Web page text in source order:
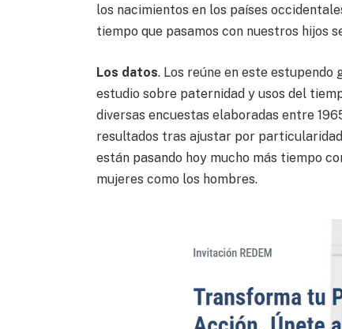
los nacimientos en los países
tiempo que pasamos con nuestros hijos
Los datos. Los reúne en este estupendo
estudio sobre paternidad y usos del
diversas encuestas elaboradas entre
resultados tras ajustar por
están pasando hoy mucho más tiempo
mujeres como los hombres.